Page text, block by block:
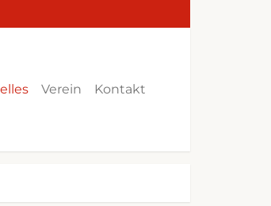
Verein Kontakt